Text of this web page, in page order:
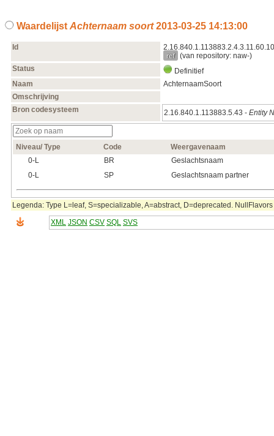
Waardelijst Achternaam soort2013‑03‑25 14:13:00
Id
ref (van repository: naw-)
Status
Definitief
Naam
AchternaamSoort
Omschrijving
Bron codesysteem
2.16.840.1.113883.5.43 - Entity
Niveau/ Type Code
Weergavenaam
0‑L
BR
Geslachtsnaam
0‑L
SP Geslachtsnaam partner
Legenda: Type L=leaf, S=specializable, A=abstract, D=deprecated.
XML JSON CSV SQL SVS